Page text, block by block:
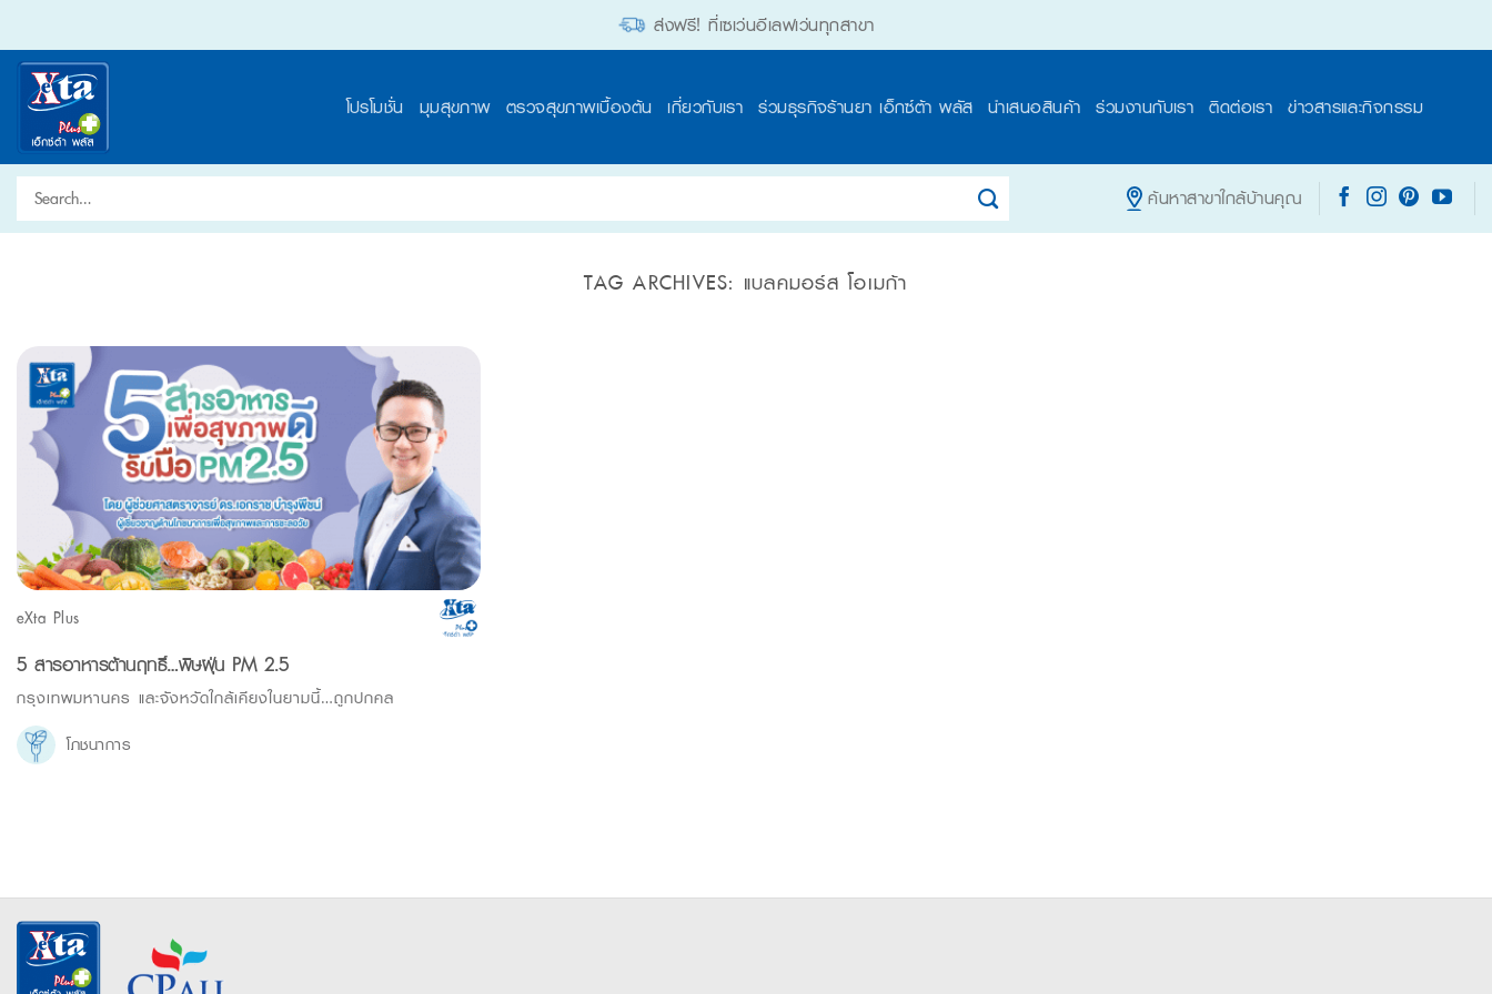
content
ส่งฟรี! ที่เซเว่นอีเลฟเว่นทุกสาขา
โปรโมชั่น มุมสุขภาพ ตรวจสุขภาพเบื้องต้น เกี่ยวกับเรา ร่วมธุรกิจร้านยา เอ็กซ์ต้า พลัส นำเสนอสินค้า ร่วมงานกับเรา ติดต่อเรา ข่าวสารและกิจกรรม
Search
for:
ค้นหาสาขาใกล้บ้านคุณ
TAG ARCHIVES: แบลคมอร์ส โอเมก้า
eXta Plus
5 สารอาหารต้านฤทธิ์…พิษฝุ่น PM 2.5
กรุงเทพมหานคร และจังหวัดใกล้เคียงในยามนี้…ถูกปกคล
โภชนาการ